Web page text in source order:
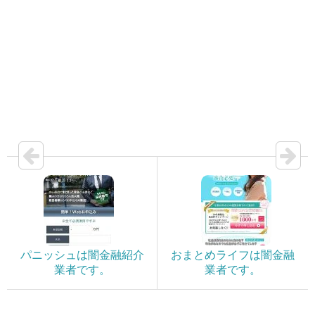
パニッシュは闇金融紹介
業者です。
おまとめライフは闇金融
業者です。